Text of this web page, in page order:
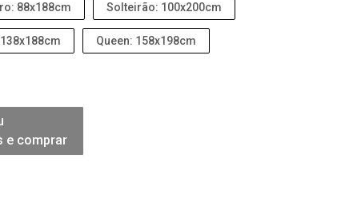
88x188cm Solteirão: 100x200cm
Queen: 158x198cm
e comprar